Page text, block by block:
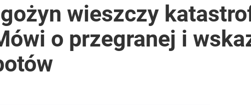
wieszczy
o przegranej i